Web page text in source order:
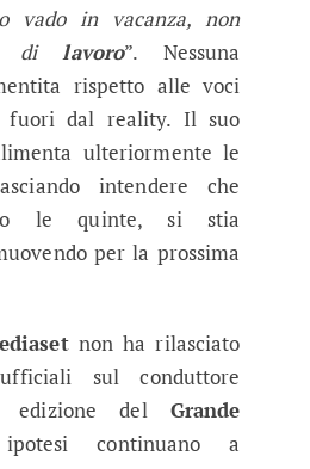
vado in vacanza, non
dilavoro”. Nessuna
rispetto alle voci
fuori dal reality. Il suo
ulteriormente le
intendere che
le quinte, si stia
per la prossima
non ha rilasciato
sul conduttore
edizione del Grande
continuano a